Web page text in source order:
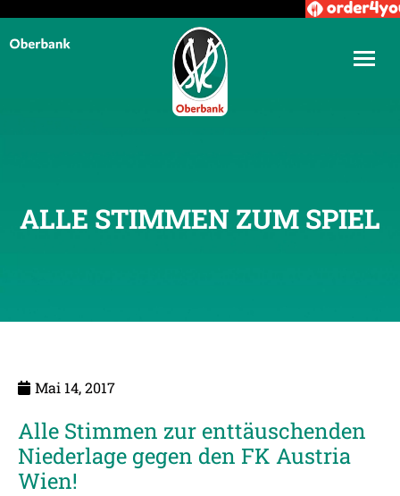
ALLE STIMMEN ZUM SPIEL
Mai 14, 2017
Alle Stimmen zur enttäuschenden
Niederlage gegen den FK Austria
Wien!